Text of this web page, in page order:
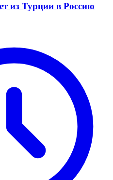
из Турции в Россию